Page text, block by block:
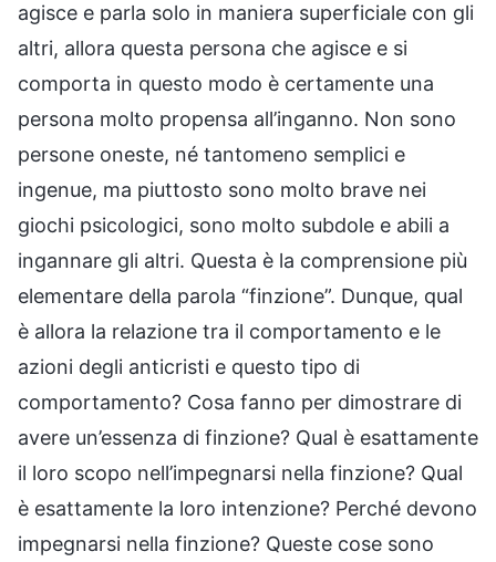
agisce e parla solo in maniera superficiale con gli
altri, allora questa persona che agisce e si
comporta in questo modo è certamente una
persona molto propensa all’inganno. Non sono
persone oneste, né tantomeno semplici e
ingenue, ma piuttosto sono molto brave nei
giochi psicologici, sono molto subdole e abili a
ingannare gli altri. Questa è la comprensione più
elementare della parola “finzione”. Dunque, qual
è allora la relazione tra il comportamento e le
azioni degli anticristi e questo tipo di
comportamento? Cosa fanno per dimostrare di
avere un’essenza di finzione? Qual è esattamente
il loro scopo nell’impegnarsi nella finzione? Qual
è esattamente la loro intenzione? Perché devono
impegnarsi nella finzione? Queste cose sono